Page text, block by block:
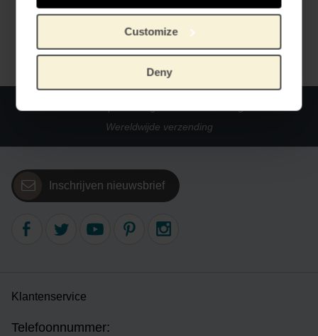
Customize
Deny
€31,36 €12,36
Wereldwijde verzending
Inschrijven nieuwsbrief
Klantenservice
Telefoonnummer: